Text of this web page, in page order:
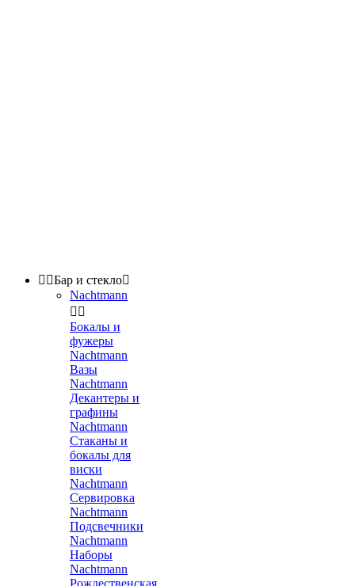
 Бар и стекло
Nachtmann
 
Бокалы и
фужеры
Nachtmann
Вазы
Nachtmann
Декантеры и
графины
Nachtmann
Стаканы и
бокалы для
виски
Nachtmann
Сервировка
Nachtmann
Подсвечники
Nachtmann
Наборы
Nachtmann
Рождественская